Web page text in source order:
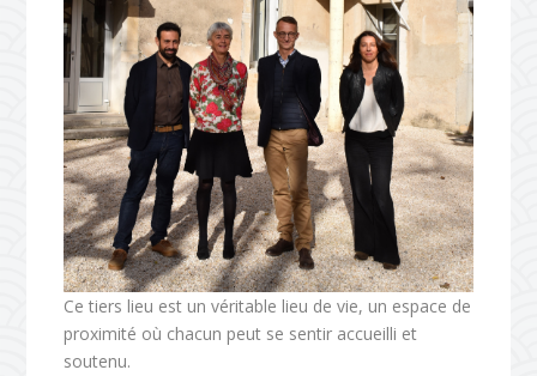
Ce tiers lieu est un véritable lieu de vie, un espace de
proximité où chacun peut se sentir accueilli et
soutenu.